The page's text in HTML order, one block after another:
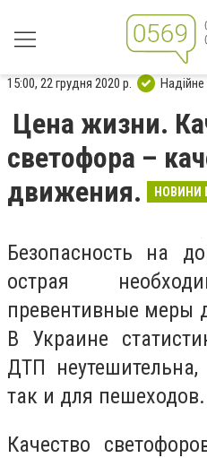
15:00, 22 грудня 2020 р.
Цена жизни.
светофора –
движения.
НОВИНИ
Безопасность на
острая
превентивные меры
В Украине
ДТП
так и для пешеходов.
Качество